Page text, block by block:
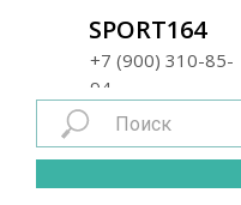
+7 (900) 310-85-
94
SPORT164